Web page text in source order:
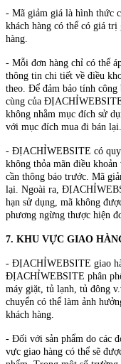
- Mã giảm giá là hình thức
khách hàng có thể có giá
hàng.
- Mỗi đơn hàng chỉ có thể
thông tin chi tiết về điều
theo. Để đảm bảo tính công
cùng của
không nhằm mục đích sử
với mục đích mua đi bán lại.
- ĐỊACHỈWEBSITE có
không thỏa mãn điều
cần thông báo trước. Mã
lại. Ngoài ra,
hạn sử dụng, mã không
phương ngừng thược hiện
7. KHU VỰC GIAO
- ĐỊACHỈWEBSITE giao
ĐỊACHỈWEBSITE phân
máy giặt, tủ lạnh, tủ đông
chuyển có thể làm ảnh
khách hàng.
- Đối với sản phẩm do các
vực giao hàng có thể sẽ